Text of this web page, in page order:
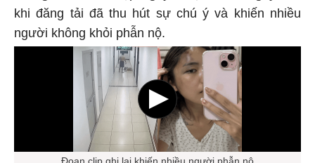
khi đăng tải đã thu hút sự chú ý và khiến nhiều
người không khỏi phẫn nộ.
Đoạn clip ghi lại khiến nhiều người phẫn nộ